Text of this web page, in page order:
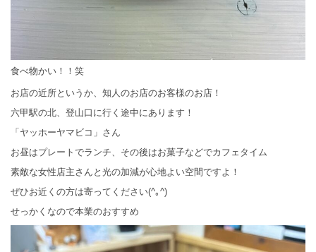
食べ物かい！！笑
お店の近所というか、知人のお店のお客様のお店！
六甲駅の北、登山口に行く途中にあります！
「ヤッホーヤマビコ」さん
お昼はプレートでランチ、その後はお菓子などでカフェタイム
素敵な女性店主さんと光の加減が心地よい空間ですよ！
ぜひお近くの方は寄ってください(^｡^)
せっかくなので本業のおすすめ